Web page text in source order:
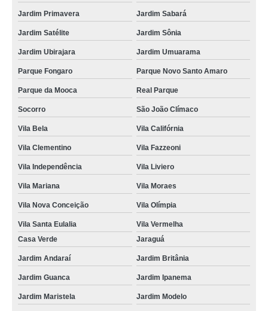
Jardim Primavera Jardim Sabará
Jardim Satélite Jardim Sônia
Jardim Ubirajara Jardim Umuarama
Parque Fongaro Parque Novo Santo Amaro
Parque da Mooca Real Parque
Socorro São João Clímaco
Vila Bela Vila Califórnia
Vila Clementino Vila Fazzeoni
Vila Independência Vila Liviero
Vila Mariana Vila Moraes
Vila Nova Conceição Vila Olímpia
Vila Santa Eulalia
Vila Vermelha
Casa Verde
Jaraguá
Jardim Andaraí Jardim Britânia
Jardim Guanca Jardim Ipanema
Jardim Maristela Jardim Modelo